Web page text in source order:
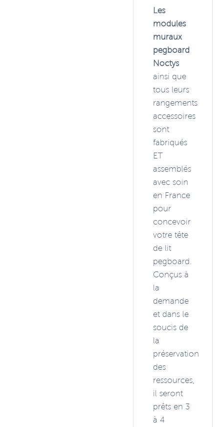
Les
modules
muraux
pegboard
Noctys
ainsi que
tous leurs
rangements
accessoires
sont
fabriqués
ET
assemblés
avec soin
en France
pour
concevoir
votre tête
de lit
pegboard.
Conçus à
la
demande
et dans le
soucis de
la
préservation
des
ressources,
il seront
prêts en 3
à 4